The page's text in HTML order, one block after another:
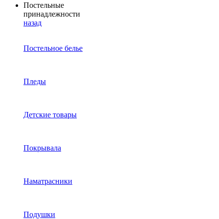
Постельные
принадлежности
назад
Постельное белье
Пледы
Детские товары
Покрывала
Наматрасники
Подушки